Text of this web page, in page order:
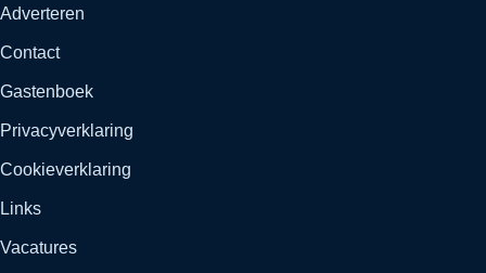
Adverteren
Contact
Gastenboek
Privacyverklaring
Cookieverklaring
Links
Vacatures